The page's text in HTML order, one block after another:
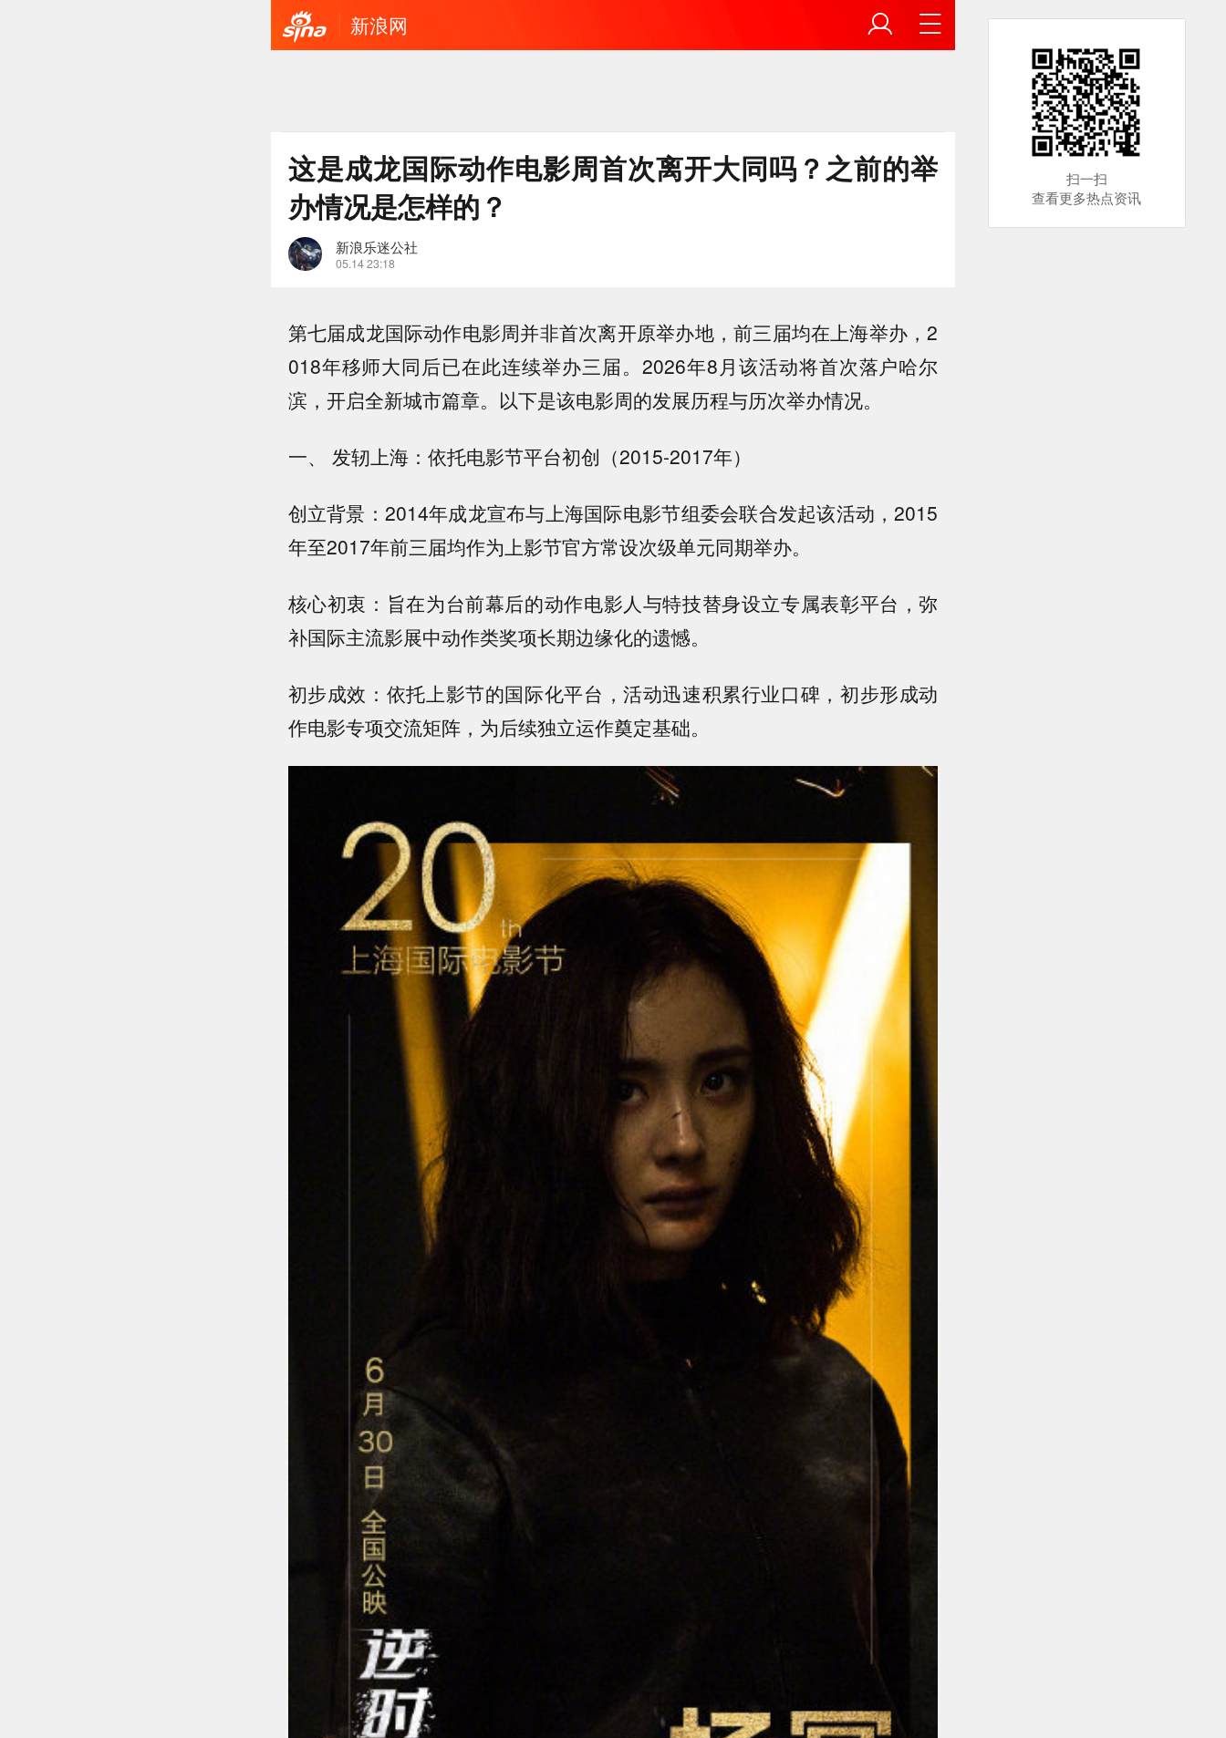
新浪网
这是成龙国际动作电影周首次离开大同吗？之前的举
办情况是怎样的？
新浪乐迷公社
05.14 23:18
第七届成龙国际动作电影周并非首次离开原举办地，前三届均在上海举办，2
018年移师大同后已在此连续举办三届。2026年8月该活动将首次落户哈尔
滨，开启全新城市篇章。以下是该电影周的发展历程与历次举办情况。
一、 发轫上海：依托电影节平台初创（2015-2017年）
创立背景：2014年成龙宣布与上海国际电影节组委会联合发起该活动，2015
年至2017年前三届均作为上影节官方常设次级单元同期举办。
核心初衷：旨在为台前幕后的动作电影人与特技替身设立专属表彰平台，弥
补国际主流影展中动作类奖项长期边缘化的遗憾。
初步成效：依托上影节的国际化平台，活动迅速积累行业口碑，初步形成动
作电影专项交流矩阵，为后续独立运作奠定基础。
扫一扫
查看更多热点资讯